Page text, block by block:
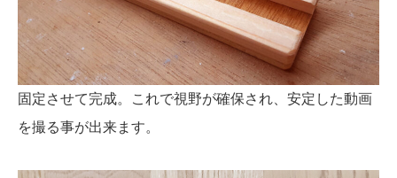
固定させて完成。これで視野が確保され、安定した動画
を撮る事が出来ます。